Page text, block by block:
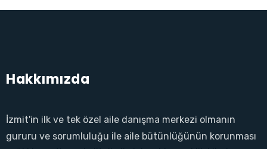
Hakkımızda
İzmit'in ilk ve tek özel aile danışma merkezi olmanın
gururu ve sorumluluğu ile aile bütünlüğünün korunması